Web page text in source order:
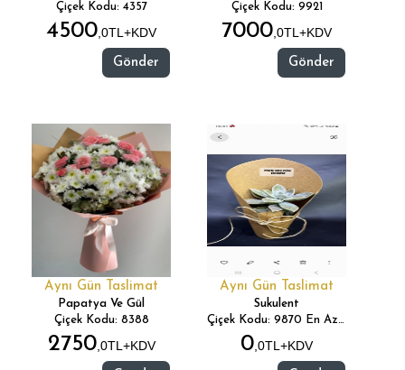
Çiçek Kodu: 4357
4500,0TL+KDV
Gönder
Çiçek Kodu: 9921
7000,0TL+KDV
Gönder
Aynı Gün Taslimat
Papatya Ve Gül
Çiçek Kodu: 8388
2750,0TL+KDV
Aynı Gün Taslimat
Sukulent
Çiçek Kodu: 9870 En Az 50 Adet Sipariş Gönderimi Yapıyoruz...(
0,0TL+KDV